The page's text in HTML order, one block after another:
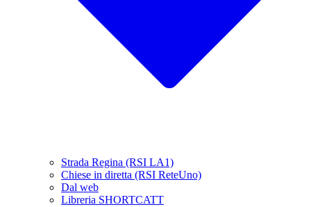
Strada Regina (RSI LA1)
Chiese in diretta (RSI ReteUno)
Dal web
Libreria SHORTCATT